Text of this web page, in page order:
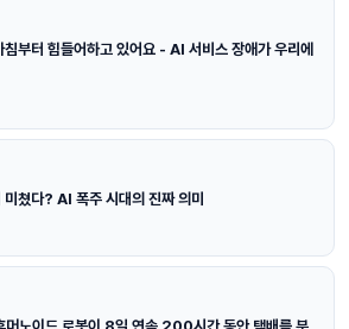
부터 힘들어하고 있어요 - AI 서비스 장애가 우리에
쳤다? AI 폭주 시대의 진짜 의미
노이드 로봇이 8일 연속 200시간 동안 택배를 분